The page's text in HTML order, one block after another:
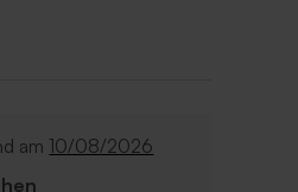
am 10/08/2026